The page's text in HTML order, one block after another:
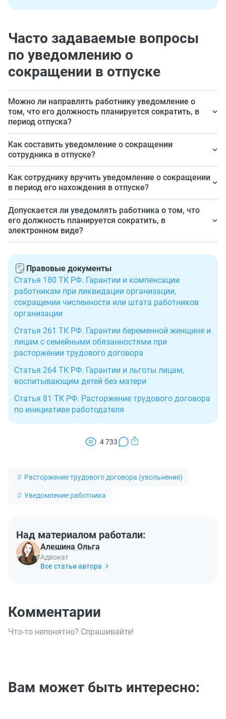
Часто задаваемые вопросы
по уведомлению о
сокращении в отпуске
Можно ли направлять работнику уведомление о
том, что его должность планируется сократить, в
период отпуска?
Да, можно. Никаких запретов по этому поводу
действующее законодательство не содержит.
Как составить уведомление о сокращении
сотрудника в отпуске?
В стандартном порядке, в свободной форме. В
документ включить данные работника; реквизиты
решения, которым работодатель сокращает
численность (штат); дату предстоящего увольнения.
Как сотруднику вручить уведомление о сокращении
в период его нахождения в отпуске?
Вызвать сотрудника на работу и вручить лично под
роспись или направить почтой — ценным письмом с
уведомлением и описью вложения.
Допускается ли уведомлять работника о том, что
его должность планируется сократить, в
электронном виде?
предусмотрен трудовом договором и(или) ЛНА.
Например, для работающих дистанционно.
Правовые документы
Статья 180 ТК РФ. Гарантии и компенсации
работникам при ликвидации организации,
сокращении численности или штата работников
организации
Статья 261 ТК РФ. Гарантии беременной женщине и
лицам с семейными обязанностями при
расторжении трудового договора
Статья 264 ТК РФ. Гарантии и льготы лицам,
воспитывающим детей без матери
Статья 81 ТК РФ. Расторжение трудового договора
по инициативе работодателя
4 733
Расторжение трудового договора (увольнение)
Уведомление работника
Над материалом работали:
Алешина Ольга
Адвокат
Все статьи автора
Комментарии
Что-то непонятно? Спрашивайте!
Вам может быть интересно: